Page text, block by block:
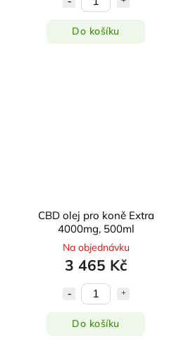
Do košíku
CBD olej pro koně Extra
4000mg, 500ml
Na objednávku
3 465 Kč
Do košíku